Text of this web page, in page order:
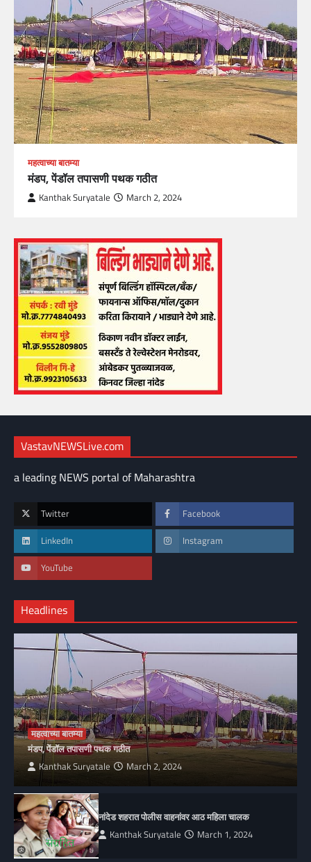
महत्वाच्या बातम्या
मंडप, पेंडॉल तपासणी पथक गठीत
Kanthak Suryatale March 2, 2024
VastavNEWSLive.com
a leading NEWS portal of Maharashtra
Twitter Facebook
LinkedIn Instagram
YouTube
Headlines
महत्वाच्या बातम्या
मंडप, पेंडॉल तपासणी पथक गठीत
Kanthak Suryatale March 2, 2024
नांदेड शहरात पोलीस वाहनांवर आठ महिला चालक
Kanthak Suryatale March 1, 2024